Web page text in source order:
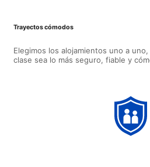
Trayectos cómodos
Elegimos los alojamientos uno a
clase sea lo más seguro, fiable y